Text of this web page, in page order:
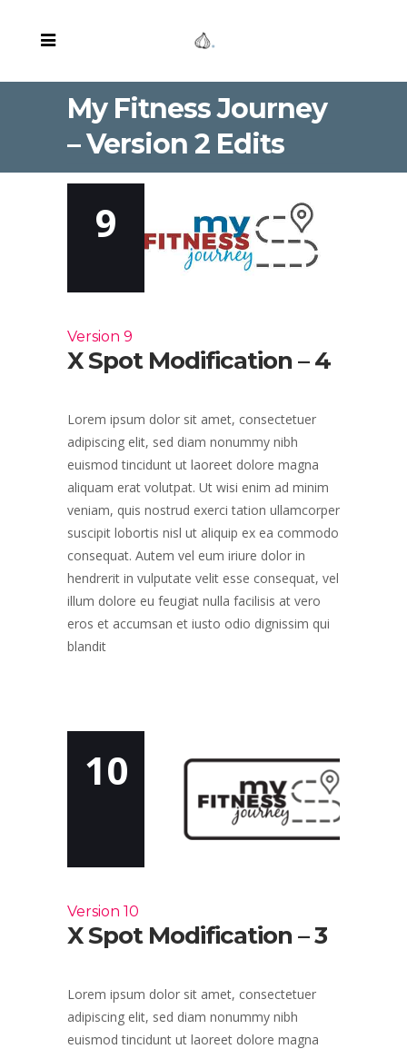
My Fitness Journey
– Version 2 Edits
9
Version 9
X Spot Modification – 4
Lorem ipsum dolor sit amet, consectetuer
adipiscing elit, sed diam nonummy nibh
euismod tincidunt ut laoreet dolore magna
aliquam erat volutpat. Ut wisi enim ad minim
veniam, quis nostrud exerci tation ullamcorper
suscipit lobortis nisl ut aliquip ex ea commodo
consequat. Autem vel eum iriure dolor in
hendrerit in vulputate velit esse consequat, vel
illum dolore eu feugiat nulla facilisis at vero
eros et accumsan et iusto odio dignissim qui
blandit
10
Version 10
X Spot Modification – 3
Lorem ipsum dolor sit amet, consectetuer
adipiscing elit, sed diam nonummy nibh
euismod tincidunt ut laoreet dolore magna